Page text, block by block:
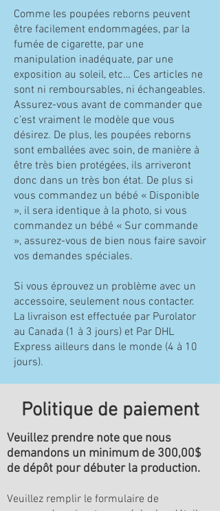
Comme les poupées reborns peuvent
être facilement endommagées, par la
fumée de cigarette, par une
manipulation inadéquate, par une
exposition au soleil, etc… Ces articles ne
sont ni remboursables, ni échangeables.
Assurez-vous avant de commander que
c’est vraiment le modèle que vous
désirez. De plus, les poupées reborns
sont emballées avec soin, de manière à
être très bien protégées, ils arriveront
donc dans un très bon état. De plus si
vous commandez un bébé « Disponible
», il sera identique à la photo, si vous
commandez un bébé « Sur commande
», assurez-vous de bien nous faire savoir
vos demandes spéciales.
Si vous éprouvez un problème avec un
accessoire, seulement nous contacter.
La livraison est effectuée par Purolator
au Canada (1 à 3 jours) et Par DHL
Express ailleurs dans le monde (4 à 10
jours).
Politique de paiement
Veuillez prendre note que nous
demandons un minimum de 300,00$
de dépôt pour débuter la production.
Veuillez remplir le formulaire de